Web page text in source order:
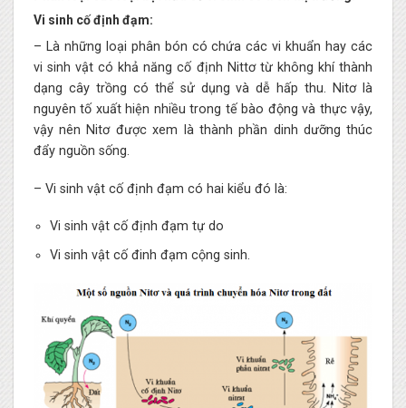
Vi sinh cố định đạm:
– Là những loại phân bón có chứa các vi khuẩn hay các
vi sinh vật có khả năng cố định Nittơ từ không khí thành
dạng cây trồng có thể sử dụng và dễ hấp thu. Nitơ là
nguyên tố xuất hiện nhiều trong tế bào động và thực vậy,
vậy nên Nitơ được xem là thành phần dinh dưỡng thúc
đẩy nguồn sống.
– Vi sinh vật cố định đạm có hai kiểu đó là:
Vi sinh vật cố định đạm tự do
Vi sinh vật cố đinh đạm cộng sinh.